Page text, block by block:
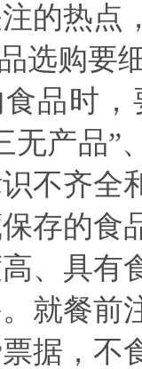
的热点
购要细
时，
无产品”
不齐全
存的食
、具有
就餐前
据，不